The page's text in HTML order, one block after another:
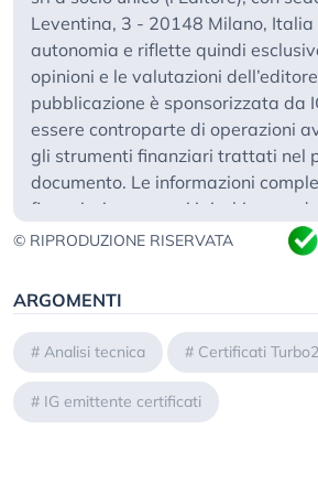
Leventina, 3 - 20148 Milano, Italia
autonomia e riflette quindi
opinioni e le valutazioni
pubblicazione è sponsorizzata da
essere controparte di operazioni
gli strumenti finanziari trattati nel
documento. Le informazioni
finanziari, compresi i rischi, sono
rispettivo prospetto di base,
eventuali supplementi, nonché
le Condizioni Definitive
documenti di vendita vincolanti
finanziari. Si raccomanda ai
leggere attentamente tali
effettuare qualsiasi decisione
© RIPRODUZIONE RISERVATA
ARGOMENTI
# Analisi tecnica # Certificati
# IG emittente certificati